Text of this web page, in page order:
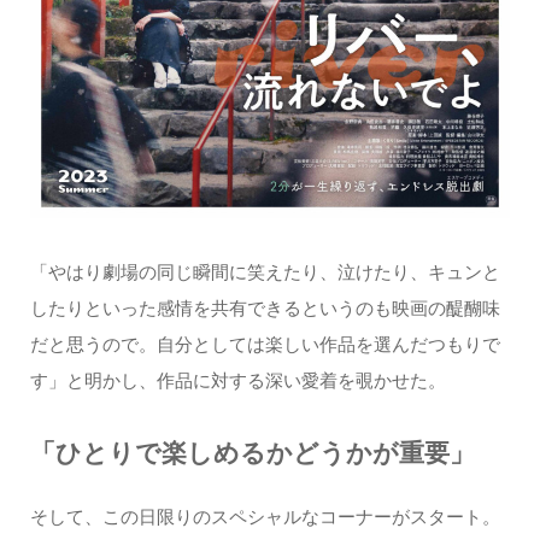
「やはり劇場の同じ瞬間に笑えたり、泣けたり、キュンと
したりといった感情を共有できるというのも映画の醍醐味
だと思うので。自分としては楽しい作品を選んだつもりで
す」と明かし、作品に対する深い愛着を覗かせた。
「ひとりで楽しめるかどうかが重要」
そして、この日限りのスペシャルなコーナーがスタート。